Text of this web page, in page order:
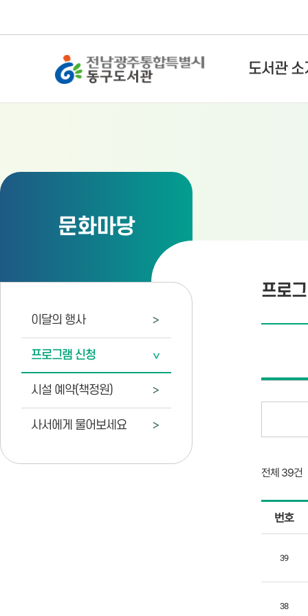
전남광주통합특별시 동구도서관
도서관 소
문화마당
이달의 행사
프로그램 신청
시설 예약(책정원)
사서에게 물어보세요
프로
전체 39건
번호
39
38